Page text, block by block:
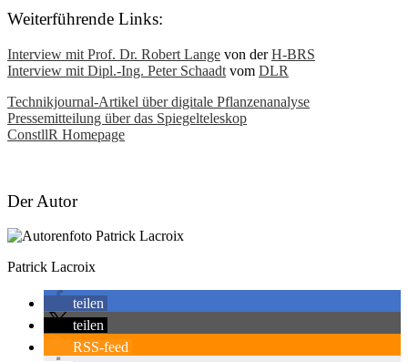
Weiterführende Links:
Interview mit Prof. Dr. Robert Lange von derH-BRS
Interview mit Dipl.-Ing. Peter Schaadt vom DLR
Technikjournal-Artikel über digitale Pflanzenanalyse
Pressemitteilung über das Spiegelteleskop
ConstllR Homepage
Der Autor
Patrick Lacroix
teilen
teilen
RSS-feed